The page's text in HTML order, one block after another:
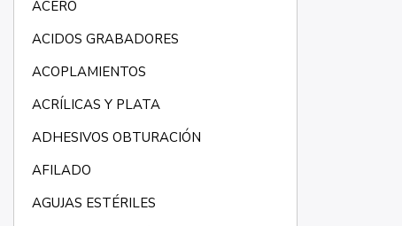
ACERO
ACIDOS GRABADORES
ACOPLAMIENTOS
ACRÍLICAS Y PLATA
ADHESIVOS OBTURACIÓN
AFILADO
AGUJAS ESTÉRILES